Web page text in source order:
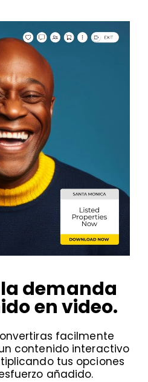
demanda
en video.
facilmente
contenido interactivo
tus opciones
añadido.